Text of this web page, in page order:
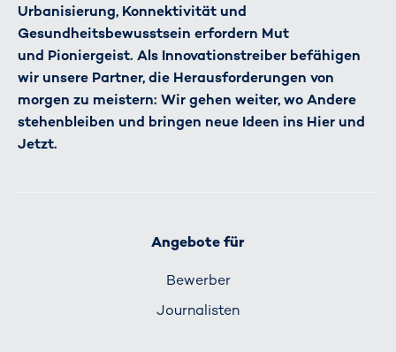
Urbanisierung, Konnektivität und
Gesundheitsbewusstsein erfordern Mut
und Pioniergeist. Als Innovationstreiber befähigen
wir unsere Partner, die Herausforderungen von
morgen zu meistern: Wir gehen weiter, wo Andere
stehenbleiben und bringen neue Ideen ins Hier und
Jetzt.
Angebote für
Bewerber
Journalisten